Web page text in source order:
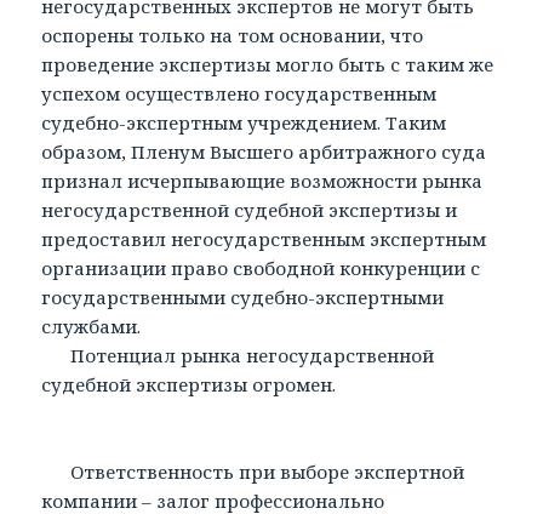
негосударственных экспертов не могут быть
оспорены только на том основании, что
проведение экспертизы могло быть с таким же
успехом осуществлено государственным
судебно-экспертным учреждением. Таким
образом, Пленум Высшего арбитражного суда
признал исчерпывающие возможности рынка
негосударственной судебной экспертизы и
предоставил негосударственным экспертным
организации право свободной конкуренции с
государственными судебно-экспертными
службами.
Потенциал рынка негосударственной
судебной экспертизы огромен.
Ответственность при выборе экспертной
компании – залог профессионально